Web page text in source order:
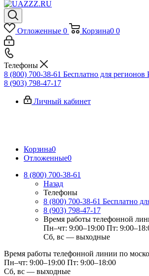
Отложенные 0 Корзина0 0
Телефоны
8 (800) 700-38-61 Бесплатно для регионов
8 (903) 798-47-17
Личный кабинет
Корзина0
Отложенные0
8 (800) 700-38-61
Назад
Телефоны
8 (800) 700-38-61 Бесплатно
8 (903) 798-47-17
Время работы телефонной
Пн–чт: 9:00–19:00 Пт:
Сб, вс — выходные
Время работы телефонной линии по
Пн–чт: 9:00–19:00 Пт: 9:00–18:00
Сб, вс — выходные